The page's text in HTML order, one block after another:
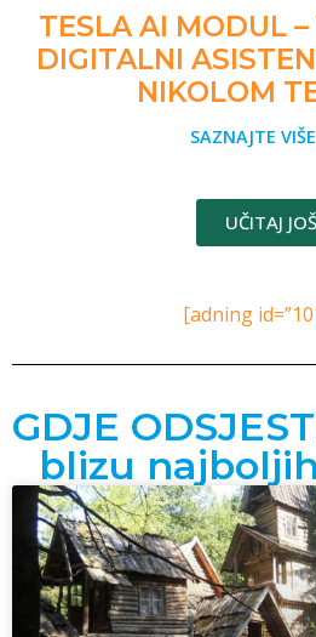
TESLA AI MODUL
DIGITALNI
NIKOLOM
SAZNAJTE
UČITAJ JOŠ
[adning
GDJE
blizu